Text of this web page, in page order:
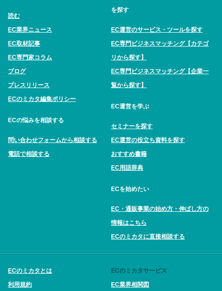
読む
EC業界ニュース
EC取材記事
EC専門家コラム
ブログ
プレスリリース
ECのミカタ編集ポリシー
ECの悩みを相談する
問い合わせフォームから相談する
電話で相談する
を探す
EC運営のサービス・ツールを探す
EC専門ビジネスマッチング【カテゴ
リから探す】
EC専門ビジネスマッチング【企業一
覧から探す】
EC運営を学ぶ
セミナーを探す
EC運営の役立ち資料を探す
おすすめ書籍
EC用語辞典
ECを始めたい
EC・通販事業の始め方・伸ばし方の
情報はこちら
ECのミカタに直接相談する
ECのミカタとは
利用規約
ECのミカタサービス
EC業界相関図